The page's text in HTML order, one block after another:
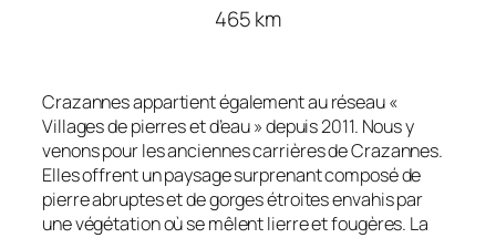
465 km
Crazannes appartient également au réseau «
Villages de pierres et d’eau » depuis 2011. Nous y
venons pour les anciennes carrières de Crazannes.
Elles offrent un paysage surprenant composé de
pierre abruptes et de gorges étroites envahis par
une végétation où se mêlent lierre et fougères. La